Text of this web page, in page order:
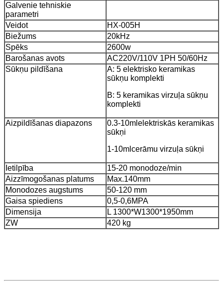
Galvenie tehniskie
parametri
Veidot
HX-005H
Biežums
20kHz
Spēks
2600w
Barošanas avots
AC220V/110V 1PH 50/60Hz
Sūkņu pildīšana
A: 5 elektrisko keramikas
sūkņu komplekti
B: 5 keramikas virzuļa sūkņu
komplekti
Aizpildīšanas diapazons
0.3-10mlelektriskās keramikas
sūkņi
1-10mlcerāmu virzuļa sūkņi
Ietilpība
15-20 monodoze/min
Aizzīmogošanas platums
Max.140mm
Monodozes augstums
50-120 mm
Gaisa spiediens
0,5-0,6MPA
Dimensija
L 1300*W1300*1950mm
ZW
420 kg